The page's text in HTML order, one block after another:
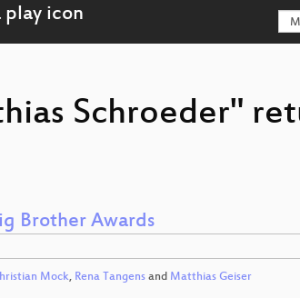
Schroeder"
Brother Awards
Mock, Rena Tangens and Matthias Geiser